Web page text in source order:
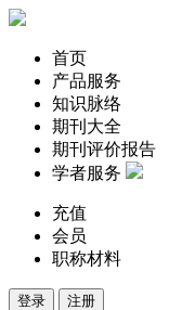
首页
产品服务
知识脉络
期刊大全
期刊评价报告
学者服务
充值
会员
职称材料
登录 注册